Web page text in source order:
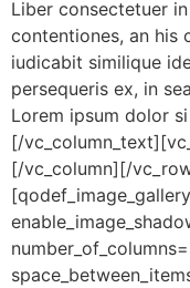
Liber consectetuer
contentiones, an his
iudicabit similique
persequeris ex, in
Lorem ipsum dolor
[/
[/vc_column][/